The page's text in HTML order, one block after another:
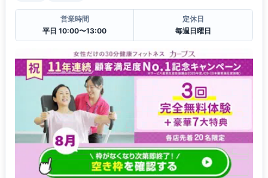
営業時間
平日 10:00〜13:00
定休日
毎週日曜日